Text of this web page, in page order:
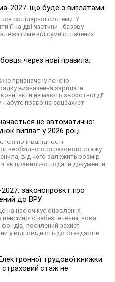
2027: що буде з виплатами
солідарної системи. У
її на дві частини - базову
від суми сплачених
через нові правила:
призначену пенсію
визначення зарплати.
акти не мають зворотної дії
набуте право на соцзахист
не автоматично:
виплат у 2026 році
по інвалідності
необхідного страхового стажу
від чого залежить розмір
як правильно подати документи
2027: законопроєкт про
до ВРУ
на нас очікує оновлення
забезпечення, нова
посилений захист
у відповідність до стандартів
трудової книжки
стаж не